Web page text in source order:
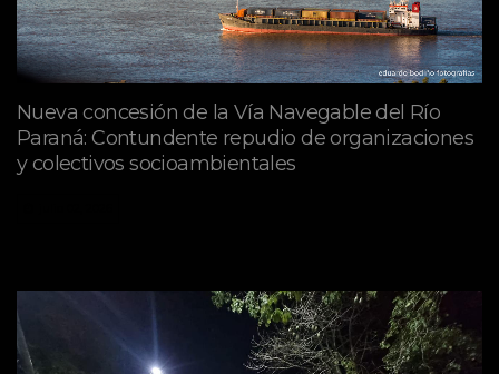
Nueva concesión de la Vía Navegable del Río
Paraná: Contundente repudio de organizaciones
y colectivos socioambientales